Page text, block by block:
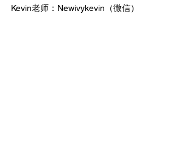
Kevin老师：Newivykevin（微信）